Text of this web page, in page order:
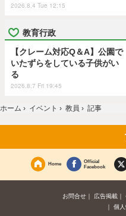
2026.8.4 Tue 12:15
教育行政
【クレーム対応Q＆A】公園で
いたずらをしている子供がい
る
2026.8.7 Fri 19:45
ホーム › イベント › 教員 › 記事
Home
Official
Facebook
お問合せ 広告掲載
個